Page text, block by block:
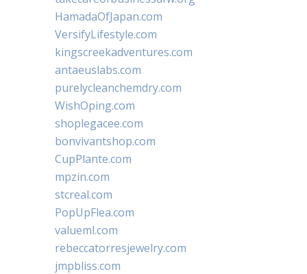
HamadaOfJapan.com
VersifyLifestyle.com
kingscreekadventures.com
antaeuslabs.com
purelycleanchemdry.com
WishOping.com
shoplegacee.com
bonvivantshop.com
CupPlante.com
mpzin.com
stcreal.com
PopUpFlea.com
valueml.com
rebeccatorresjewelry.com
jmpbliss.com